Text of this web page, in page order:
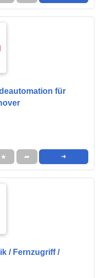
für
★ ➦ ➜
/ Fernzugriff /